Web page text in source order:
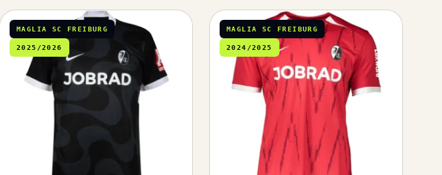
MAGLIA SC FREIBURG
2025/2026
MAGLIA SC FREIBURG
2024/2025